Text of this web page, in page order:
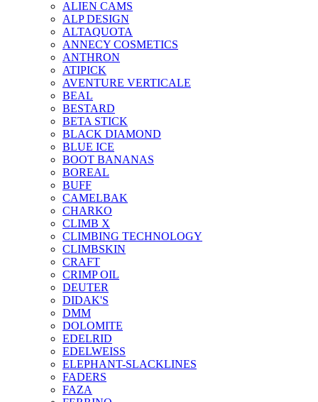
ALIEN CAMS
ALP DESIGN
ALTAQUOTA
ANNECY COSMETICS
ANTHRON
ATIPICK
AVENTURE VERTICALE
BEAL
BESTARD
BETA STICK
BLACK DIAMOND
BLUE ICE
BOOT BANANAS
BOREAL
BUFF
CAMELBAK
CHARKO
CLIMB X
CLIMBING TECHNOLOGY
CLIMBSKIN
CRAFT
CRIMP OIL
DEUTER
DIDAK'S
DMM
DOLOMITE
EDELRID
EDELWEISS
ELEPHANT-SLACKLINES
FADERS
FAZA